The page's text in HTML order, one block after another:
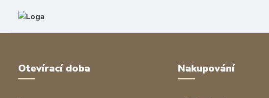
Otevírací doba Nakupování